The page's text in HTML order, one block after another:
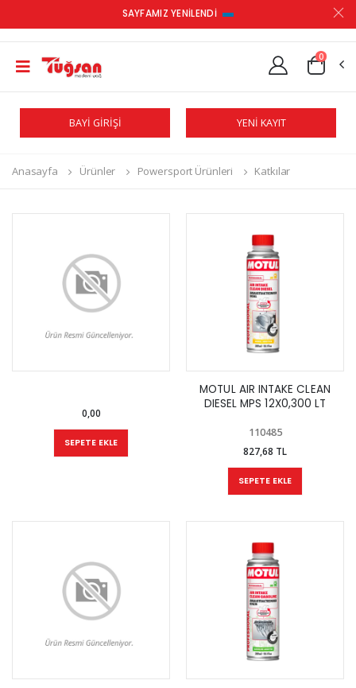
SAYFAMIZ YENİLENDİ
0
BAYİ GİRİŞİ YENİ KAYIT
Anasayfa Ürünler Powersport Ürünleri Katkılar
0,00
SEPETE EKLE
MOTUL AIR INTAKE CLEAN
DIESEL MPS 12X0,300 LT
110485
827,68 TL
SEPETE EKLE